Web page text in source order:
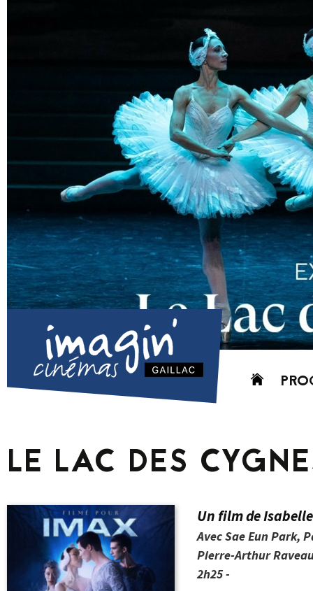
Aller
LE LAC DES
Un film de
Avec Sae Eun Park,
Pierre-Arthur
2h25 -